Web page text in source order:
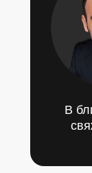
В